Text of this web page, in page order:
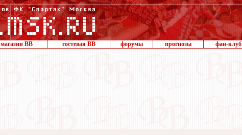
магазин ВВ гостевая ВВ форумы прогнозы фан-клуб